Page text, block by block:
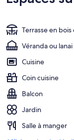
Terrasse en
Véranda ou lanai
Cuisine
Coin cuisine
Balcon
Jardin
Salle à manger